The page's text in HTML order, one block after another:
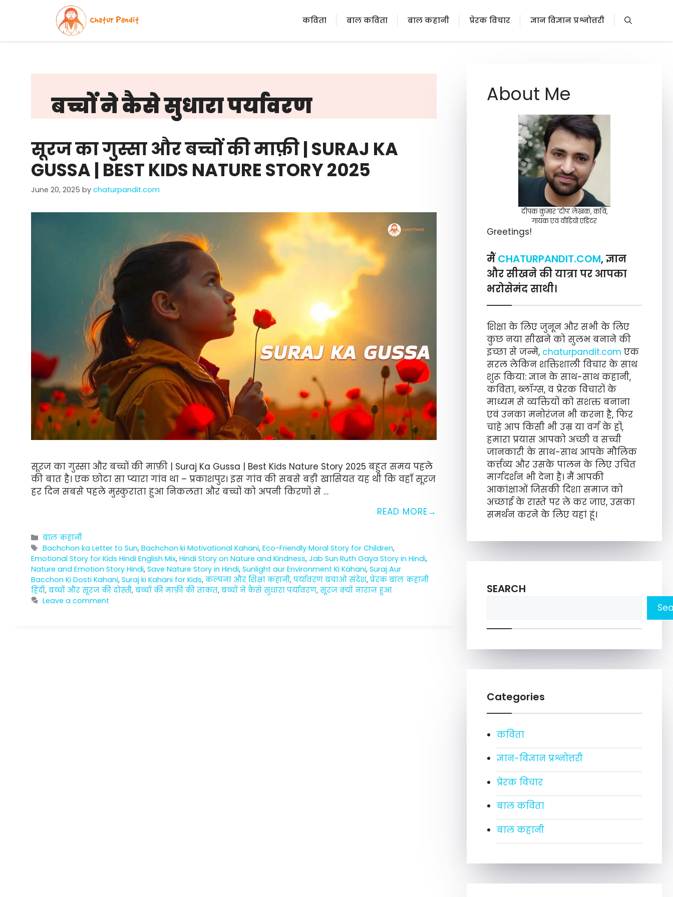
कविता बाल कविता बाल कहानी प्रेरक विचार ज्ञान विज्ञान प्रश्नोत्तरी
बच्चों ने कैसे सुधारा पर्यावरण
सूरज का गुस्सा और बच्चों की माफ़ी | SURAJ KA
GUSSA | BEST KIDS NATURE STORY 2025
June 20, 2025 by chaturpandit.com
सूरज का गुस्सा और बच्चों की माफ़ी | Suraj Ka Gussa | Best Kids Nature Story 2025 बहुत समय पहले
की बात है। एक छोटा सा प्यारा गांव था – प्रकाशपुर। इस गांव की सबसे बड़ी खासियत यह थी कि वहाँ सूरज
हर दिन सबसे पहले मुस्कुराता हुआ निकलता और बच्चों को अपनी किरणों से …
READ MORE
Categories
बाल कहानी
Tags
Bachchon ka Letter to Sun,Bachchon ki Motivational Kahani,Eco-Friendly Moral Story for Children,
Emotional Story for Kids Hindi English Mix, Hindi Story on Nature and Kindness, Jab Sun Ruth Gaya Story in Hindi,
Nature and Emotion Story Hindi, Save Nature Story in Hindi, Sunlight aur Environment Ki Kahani, Suraj Aur
Bacchon Ki Dosti Kahani, Suraj ki Kahani for Kids, कल्पना और शिक्षा कहानी, पर्यावरण बचाओ संदेश, प्रेरक बाल कहानी
हिंदी, बच्चों और सूरज की दोस्ती, बच्चों की माफ़ी की ताकत, बच्चों ने कैसे सुधारा पर्यावरण, सूरज क्यों नाराज़ हुआ
Leave a comment
About Me
दीपक कुमार 'दीप' लेखक, कवि,
गायक एवं वीडियो एडिटर
Greetings!
मैं CHATURPANDIT.COM, ज्ञान
और सीखने की यात्रा पर आपका
भरोसेमंद साथी।
शिक्षा के लिए जुनून और सभी के लिए
कुछ नया सीखने को सुलभ बनाने की
इच्छा से जन्मे, chaturpandit.com एक
सरल लेकिन शक्तिशाली विचार के साथ
शुरू किया: ज्ञान के साथ-साथ कहानी,
कविता, ब्लॉग्स, व प्रेरक विचारों के
माध्यम से व्यक्तियों को सशक्त बनाना
एवं उनका मनोरंजन भी करना है, फिर
चाहे आप किसी भी उम्र या वर्ग के हों,
हमारा प्रयास आपको अच्छी व सच्ची
जानकारी के साथ-साथ आपके मौलिक
कर्त्तव्य और उसके पालन के लिए उचित
मार्गदर्शन भी देना है। मैं आपकी
आकांक्षाओं जिसकी दिशा समाज को
अच्छाई के रास्ते पर ले कर जाए, उसका
समर्थन करने के लिए यहां हूं।
SEARCH
Categories
कविता
ज्ञान-विज्ञान प्रश्नोत्तरी
प्रेरक विचार
बाल कविता
बाल कहानी